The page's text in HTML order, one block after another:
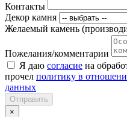
Контакты
Декор камня
Желаемый камень
Пожелания/комментарии
Я даю согласие на
прочел политику в
данных
Отправить
×